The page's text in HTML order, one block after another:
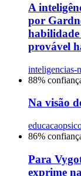
A
por
habilidade
provável
inteligencias-
88%
Na visão
educacao
86%
Para
exprime